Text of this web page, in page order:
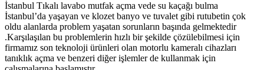
İstanbul Tıkalı lavabo mutfak açma vede su kaçağı bulma
İstanbul’da yaşayan ve klozet banyo ve tuvalet gibi rutubetin çok
oldu alanlarda problem yaşatan sorunların başında gelmektedir
.Karşılaşılan bu problemlerin hızlı bir şekilde çözülebilmesi için
firmamız son teknoloji ürünleri olan motorlu kameralı cihazları
tanıklık açma ve benzeri diğer işlemler de kullanmak için